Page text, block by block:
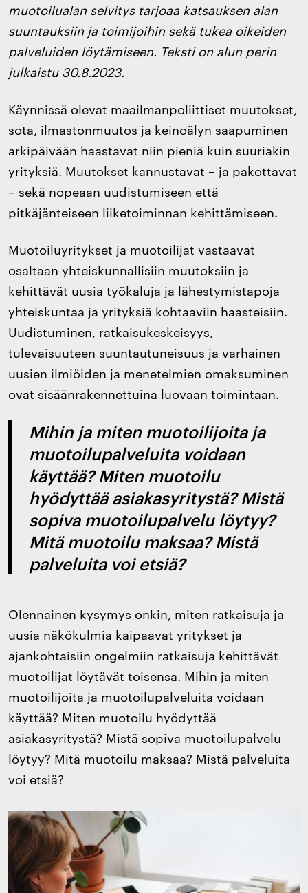
muotoilualan selvitys tarjoaa katsauksen alan
suuntauksiin ja toimijoihin sekä tukea oikeiden
palveluiden löytämiseen. Teksti on alun perin
julkaistu 30.8.2023.
Käynnissä olevat maailmanpoliittiset muutokset,
sota, ilmastonmuutos ja keinoälyn saapuminen
arkipäivään haastavat niin pieniä kuin suuriakin
yrityksiä. Muutokset kannustavat – ja pakottavat
– sekä nopeaan uudistumiseen että
pitkäjänteiseen liiketoiminnan kehittämiseen.
Muotoiluyritykset ja muotoilijat vastaavat
osaltaan yhteiskunnallisiin muutoksiin ja
kehittävät uusia työkaluja ja lähestymistapoja
yhteiskuntaa ja yrityksiä kohtaaviin haasteisiin.
Uudistuminen, ratkaisukeskeisyys,
tulevaisuuteen suuntautuneisuus ja varhainen
uusien ilmiöiden ja menetelmien omaksuminen
ovat sisäänrakennettuina luovaan toimintaan.
Mihin ja miten muotoilijoita ja
muotoilupalveluita voidaan
käyttää? Miten muotoilu
hyödyttää asiakasyritystä? Mistä
sopiva muotoilupalvelu löytyy?
Mitä muotoilu maksaa? Mistä
palveluita voi etsiä?
Olennainen kysymys onkin, miten ratkaisuja ja
uusia näkökulmia kaipaavat yritykset ja
ajankohtaisiin ongelmiin ratkaisuja kehittävät
muotoilijat löytävät toisensa. Mihin ja miten
muotoilijoita ja muotoilupalveluita voidaan
käyttää? Miten muotoilu hyödyttää
asiakasyritystä? Mistä sopiva muotoilupalvelu
löytyy? Mitä muotoilu maksaa? Mistä palveluita
voi etsiä?